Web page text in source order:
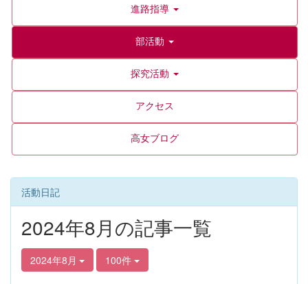
進路指導
部活動
探究活動
アクセス
高女ブログ
活動日記
2024年8月の記事一覧
2024年8月 100件